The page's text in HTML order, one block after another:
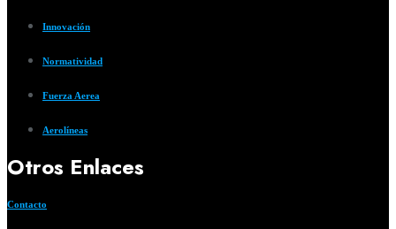
Innovación
Normatividad
Fuerza Aerea
Aerolíneas
Otros Enlaces
Contacto